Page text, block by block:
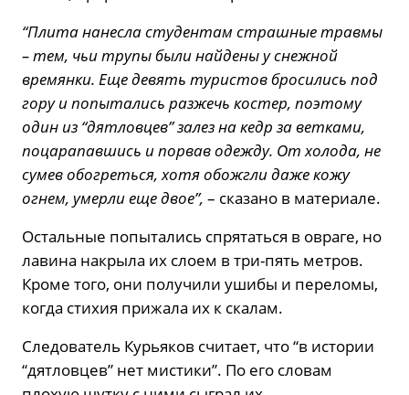
“Плита нанесла студентам страшные травмы
– тем, чьи трупы были найдены у снежной
времянки. Еще девять туристов бросились под
гору и попытались разжечь костер, поэтому
один из “дятловцев” залез на кедр за ветками,
поцарапавшись и порвав одежду. От холода, не
сумев обогреться, хотя обожгли даже кожу
огнем, умерли еще двое”, – сказано в материале.
Остальные попытались спрятаться в овраге, но
лавина накрыла их слоем в три-пять метров.
Кроме того, они получили ушибы и переломы,
когда стихия прижала их к скалам.
Следователь Курьяков считает, что“в истории
“дятловцев” нет мистики”. По его словам